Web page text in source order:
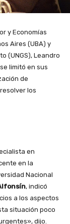
y Economías
Aires (UBA) y
(UNGS), Leandro
limitó en sus
de
los
en
en la
Nacional
, indicó
a los aspectos
situación poco
dijo.